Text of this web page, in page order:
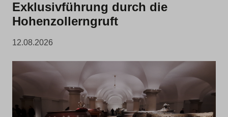
Exklusivführung durch die
Hohenzollerngruft
12.08.2026